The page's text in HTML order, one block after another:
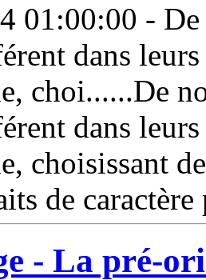
01:00:00 -
dans
choi......De
dans
choisissant
de
- La pré-